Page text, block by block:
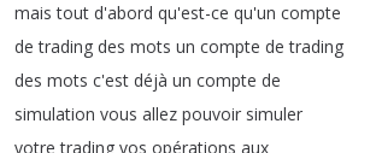
mais tout d'abord qu'est-ce qu'un compte
de trading des mots un compte de trading
des mots c'est déjà un compte de
simulation vous allez pouvoir simuler
votre trading vos opérations aux